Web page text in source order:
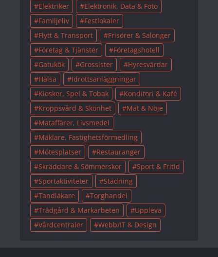
Elektriker
Elektronik, Data & Foto
Familjeliv
Festlokaler
Flytt & Transport
Frisörer & Salonger
Företag & Tjänster
Företagshotell
Gatukök
Grossister
Hyresvärdar
Hälsa
Idrottsanläggningar
Kiosker, Spel & Tobak
Konditori & Kafé
Kroppsvård & Skönhet
Mat & Nöje
Mataffärer, Livsmedel
Mäklare, Fastighetsförmedling
Mötesplatser
Restauranger
Skräddare & Sömmerskor
Sport & Fritid
Sportaktiviteter
Städning
Tandläkare
Torghandel
Trädgård & Markarbeten
Uppleva
Vårdcentraler
Webb/IT & Design